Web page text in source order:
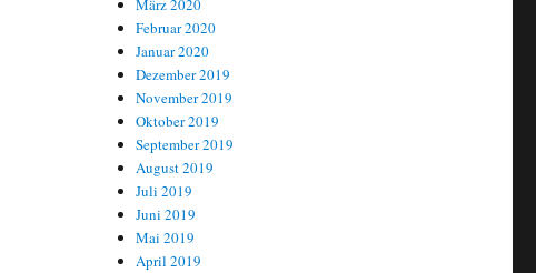
März 2020
Februar 2020
Januar 2020
Dezember 2019
November 2019
Oktober 2019
September 2019
August 2019
Juli 2019
Juni 2019
Mai 2019
April 2019